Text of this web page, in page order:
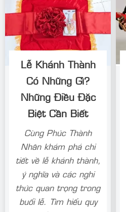
Lễ Khánh Thành
Có Những Gì?
Những Điều Đặc
Biệt Cần Biết
Cùng Phúc Thành
Nhân khám phá chi
tiết về lễ khánh thành,
ý nghĩa và các nghi
thức quan trọng trong
buổi lễ. Tìm hiểu quy